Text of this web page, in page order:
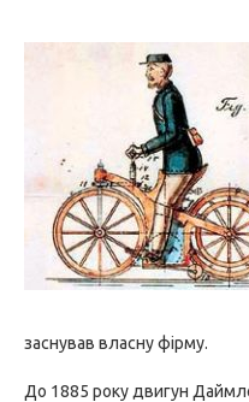
заснував власну фірму.
До 1885 року двигун